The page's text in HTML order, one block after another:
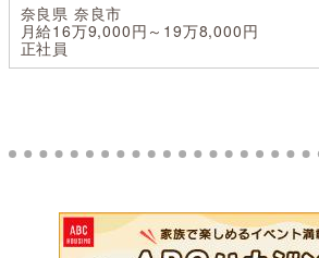
奈良県 奈良市
月給16万9,000円～19万8,000円
正社員